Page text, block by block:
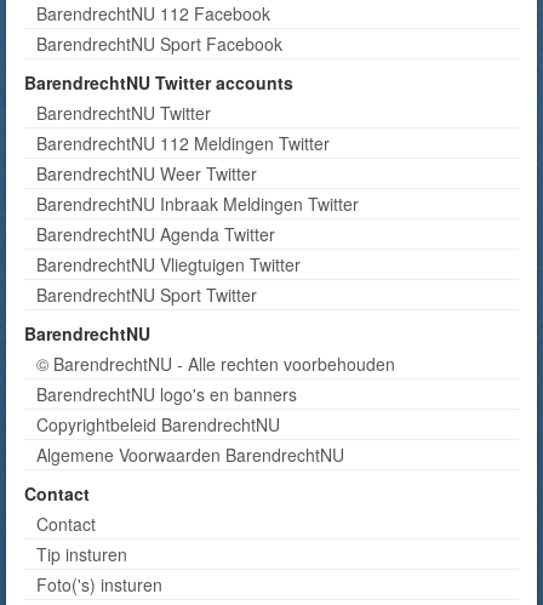
BarendrechtNU 112 Facebook
BarendrechtNU Sport Facebook
BarendrechtNU Twitter accounts
BarendrechtNU Twitter
BarendrechtNU 112 Meldingen Twitter
BarendrechtNU Weer Twitter
BarendrechtNU Inbraak Meldingen Twitter
BarendrechtNU Agenda Twitter
BarendrechtNU Vliegtuigen Twitter
BarendrechtNU Sport Twitter
BarendrechtNU
© BarendrechtNU - Alle rechten voorbehouden
BarendrechtNU logo's en banners
Copyrightbeleid BarendrechtNU
Algemene Voorwaarden BarendrechtNU
Contact
Contact
Tip insturen
Foto('s) insturen